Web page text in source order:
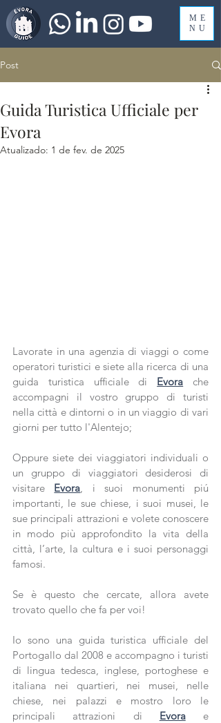
ME
NU
Post
Guida Turistica Ufficiale per
Evora
Atualizado: 1 de fev. de 2025
Lavorate in una agenzia di viaggi o come
operatori turistici e siete alla ricerca di una
guida turistica ufficiale di Evora che
accompagni il vostro gruppo di turisti
nella città e dintorni o in un viaggio di vari
giorni per tutto l'Alentejo;
Oppure siete dei viaggiatori individuali o
un gruppo di viaggiatori desiderosi di
visitare Evora, i suoi monumenti piú
importanti, le sue chiese, i suoi musei, le
sue principali attrazioni e volete conoscere
in modo più approfondito la vita della
città, l’arte, la cultura e i suoi personaggi
famosi.
Se è questo che cercate, allora avete
trovato quello che fa per voi!
Io sono una guida turistica ufficiale del
Portogallo dal 2008 e accompagno i turisti
di lingua tedesca, inglese, portoghese e
italiana nei quartieri, nei musei, nelle
chiese, nei palazzi e mostro loro le
principali attrazioni di Evora e